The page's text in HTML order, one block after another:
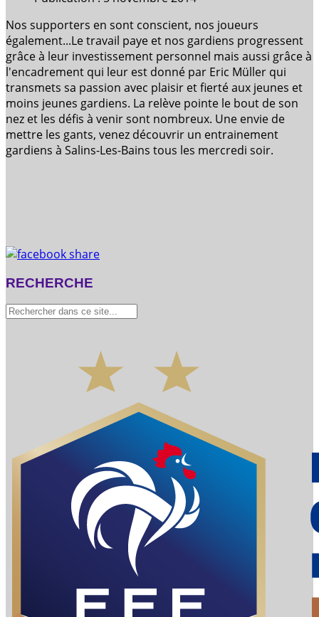
Nos supporters en sont conscient, nos joueurs
également...Le travail paye et nos gardiens progressent
grâce à leur investissement personnel mais aussi grâce à
l'encadrement qui leur est donné par Eric Müller qui
transmets sa passion avec plaisir et fierté aux jeunes et
moins jeunes gardiens. La relève pointe le bout de son
nez et les défis à venir sont nombreux. Une envie de
mettre les gants, venez découvrir un entrainement
gardiens à Salins-Les-Bains tous les mercredi soir.
RECHERCHE